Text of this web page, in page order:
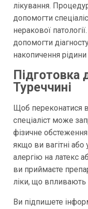
лікування.
допомогти
неракової
допомогти
накопичення рідини
Підготовка
Туреччині
Щоб переконатися в
спеціаліст може
фізичне обстеження
якщо ви вагітні
алергію на латекс
ви приймаєте
ліки, що впливають
Ви підпишете